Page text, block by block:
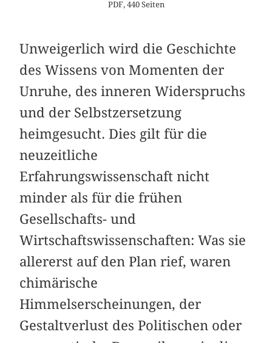
PDF, 440 Seiten
Unweigerlich wird die Geschichte
des Wissens von Momenten der
Unruhe, des inneren Widerspruchs
und der Selbstzersetzung
heimgesucht. Dies gilt für die
neuzeitliche
Erfahrungswissenschaft nicht
minder als für die frühen
Gesellschafts- und
Wirtschaftswissenschaften: Was sie
allererst auf den Plan rief, waren
chimärische
Himmelserscheinungen, der
Gestaltverlust des Politischen oder